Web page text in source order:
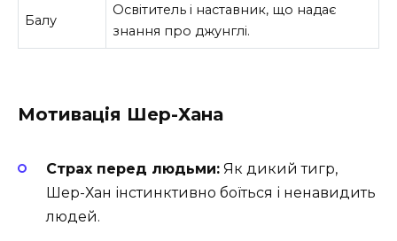
Балу
Освітитель і наставник, що надає
знання про джунглі.
Мотивація Шер-Хана
Страх перед людьми: Як дикий тигр,
Шер-Хан інстинктивно боїться і ненавидить
людей.